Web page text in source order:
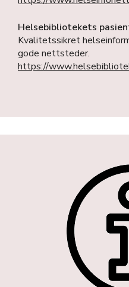
Helsebibliotekets
Kvalitetssikret
gode nettsteder.
https://